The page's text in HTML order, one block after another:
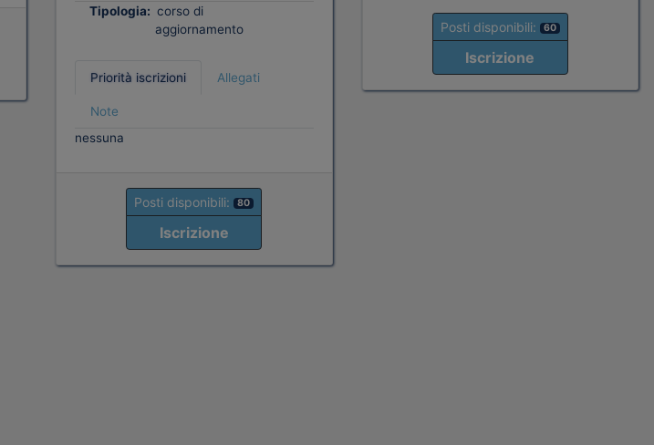
Tipologia: corso di
aggiornamento
Priorità iscrizioni Allegati
Note
nessuna
Posti disponibili: 80
Iscrizione
Posti disponibili: 60
Iscrizione